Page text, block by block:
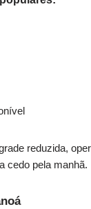
reduzida,
cedo pela manhã.